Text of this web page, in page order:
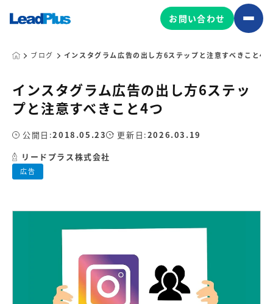
広告プロモーション
MA/CRM/SFA導入・運用
Web制作
マーケティングコンサルティング
Leadplus One
ボード
【店舗型ビジネス向け】エリ
マーケティングサービス
【金融機関向け】マーケティ
ング
サービス
お問い合わせ
ブログ インスタグラム広告の出し方6ステップと注意すべきこと4つ
インスタグラム広告の出し方6ステッ
プと注意すべきこと4つ
広告
公開日:2018.05.23 更新日:2026.03.19
リードプラス株式会社